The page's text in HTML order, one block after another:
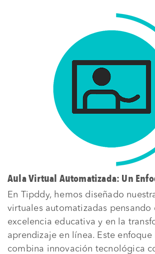
Aula Virtual Automatizada: Un
En Tipddy, hemos diseñado
virtuales automatizadas pensando
excelencia educativa y en la
aprendizaje en línea. Este enfoque
combina innovación tecnológica